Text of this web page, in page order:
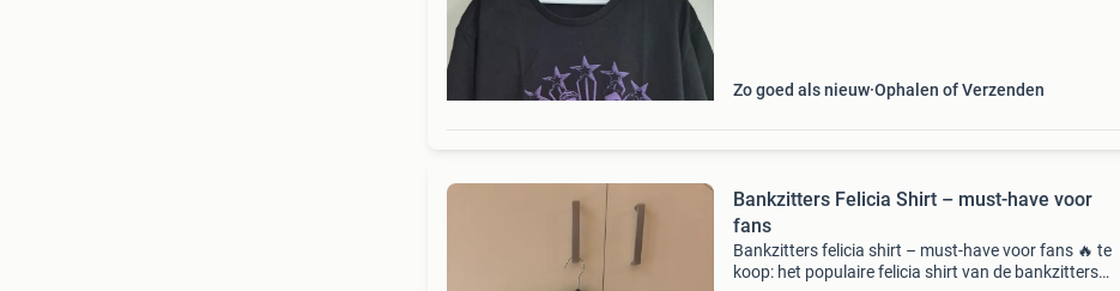
Zo goed als nieuw Ophalen of Verzenden
Bankzitters Felicia Shirt – must-have voor
fans
Bankzitters felicia shirt – must-have voor fans 🔥 te
koop: het populaire felicia shirt van de bankzitters!